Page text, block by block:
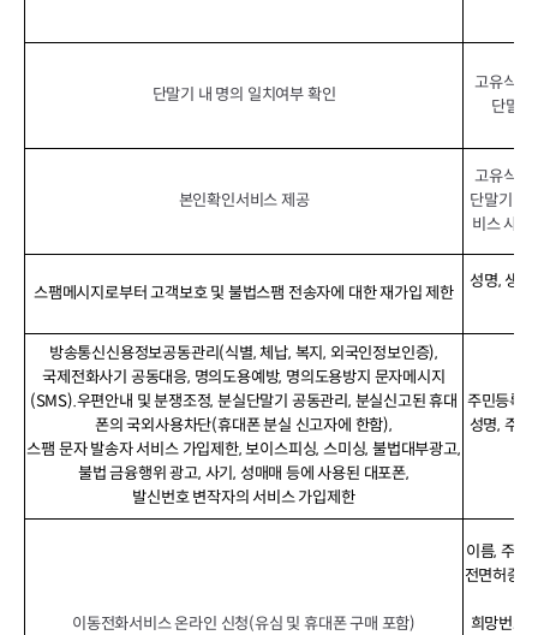
단말기 내 명의 일치여부 확인
고유식별
단말
본인확인서비스 제공
고유식별
단말기 정
비스 사
스팸메시지로부터 고객보호 및 불법스팸 전송자에 대한 재가입 제한
성명, 생
방송통신신용정보공동관리(식별, 체납, 복지, 외국인정보인증),
국제전화사기 공동대응, 명의도용예방, 명의도용방지 문자메시지
(SMS).우편안내 및 분쟁조정, 분실단말기 공동관리, 분실신고된 휴대
폰의 국외사용차단(휴대폰 분실 신고자에 한함),
스팸 문자 발송자 서비스 가입제한, 보이스피싱, 스미싱, 불법대부광고,
불법 금융행위 광고, 사기, 성매매 등에 사용된 대포폰,
발신번호 변작자의 서비스 가입제한
주민등록
성명, 주
이동전화서비스 온라인 신청(유심 및 휴대폰 구매 포함)
이름, 주민
전면허증
희망번호,